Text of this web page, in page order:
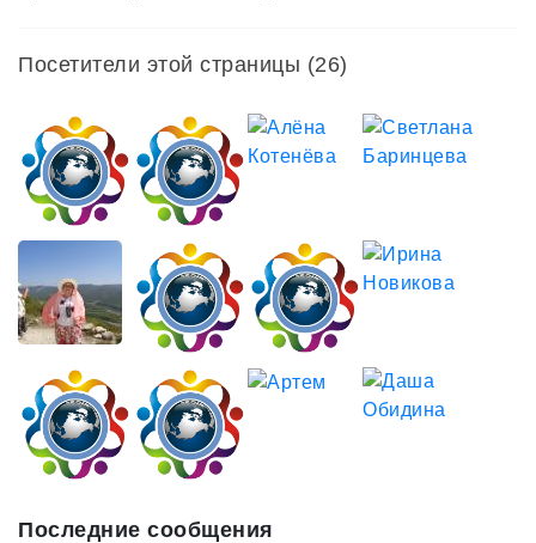
Посетители этой страницы (26)
Последние сообщения